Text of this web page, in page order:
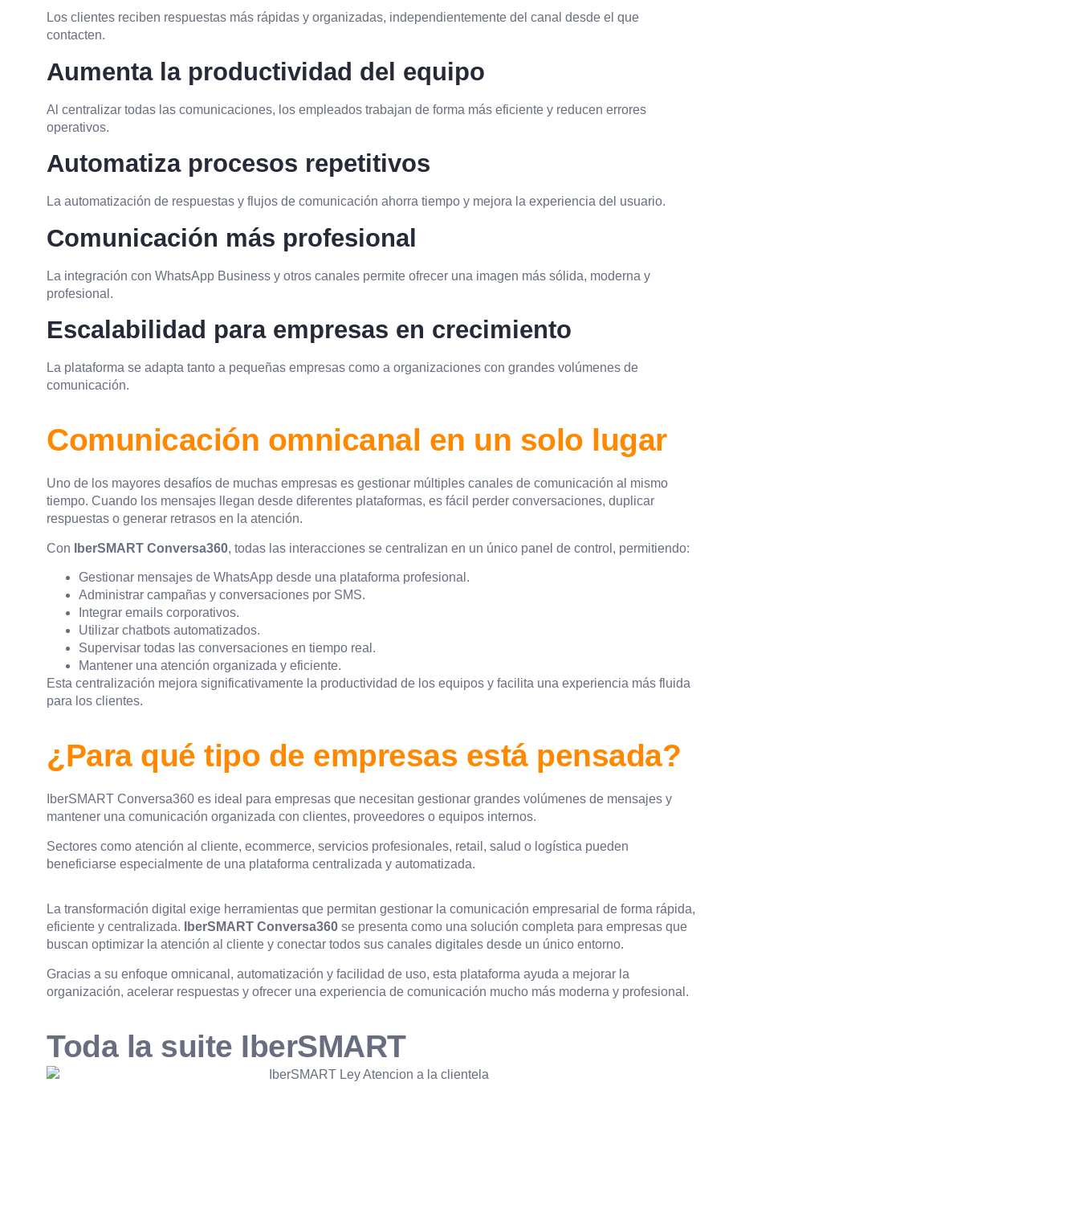
Los clientes reciben respuestas más rápidas y organizadas, independientemente del canal desde el que
contacten.
Aumenta la productividad del equipo
Al centralizar todas las comunicaciones, los empleados trabajan de forma más eficiente y reducen errores
operativos.
Automatiza procesos repetitivos
La automatización de respuestas y flujos de comunicación ahorra tiempo y mejora la experiencia del usuario.
Comunicación más profesional
La integración con WhatsApp Business y otros canales permite ofrecer una imagen más sólida, moderna y
profesional.
Escalabilidad para empresas en crecimiento
La plataforma se adapta tanto a pequeñas empresas como a organizaciones con grandes volúmenes de
comunicación.
Comunicación omnicanal en un solo lugar
Uno de los mayores desafíos de muchas empresas es gestionar múltiples canales de comunicación al mismo
tiempo. Cuando los mensajes llegan desde diferentes plataformas, es fácil perder conversaciones, duplicar
respuestas o generar retrasos en la atención.
Con IberSMART Conversa360, todas las interacciones se centralizan en un único panel de control, permitiendo:
Gestionar mensajes de WhatsApp desde una plataforma profesional.
Administrar campañas y conversaciones por SMS.
Integrar emails corporativos.
Utilizar chatbots automatizados.
Supervisar todas las conversaciones en tiempo real.
Mantener una atención organizada y eficiente.
Esta centralización mejora significativamente la productividad de los equipos y facilita una experiencia más fluida
para los clientes.
¿Para qué tipo de empresas está pensada?
IberSMART Conversa360 es ideal para empresas que necesitan gestionar grandes volúmenes de mensajes y
mantener una comunicación organizada con clientes, proveedores o equipos internos.
Sectores como atención al cliente, ecommerce, servicios profesionales, retail, salud o logística pueden
beneficiarse especialmente de una plataforma centralizada y automatizada.
La transformación digital exige herramientas que permitan gestionar la comunicación empresarial de forma rápida,
eficiente y centralizada.
IberSMART Conversa360 se presenta como una solución completa para empresas que
buscan optimizar la atención al cliente y conectar todos sus canales digitales desde un único entorno.
Gracias a su enfoque omnicanal, automatización y facilidad de uso, esta plataforma ayuda a mejorar la
organización, acelerar respuestas y ofrecer una experiencia de comunicación mucho más moderna y profesional.
Toda la suite IberSMART